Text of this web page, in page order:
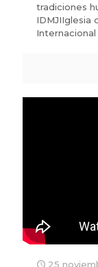
tradiciones
IDMJIIglesia
Internacional
25